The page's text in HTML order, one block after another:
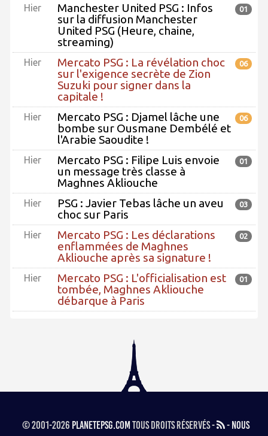
Hier
Manchester United PSG : Infos
sur la diffusion Manchester
United PSG (Heure, chaine,
streaming)
01
Hier
Mercato PSG : La révélation choc
sur l'exigence secrète de Zion
Suzuki pour signer dans la
capitale !
06
Hier
Mercato PSG : Djamel lâche une
bombe sur Ousmane Dembélé et
l'Arabie Saoudite !
06
Hier
Mercato PSG : Filipe Luis envoie
un message très classe à
Maghnes Akliouche
01
Hier
PSG : Javier Tebas lâche un aveu
choc sur Paris
03
Hier
Mercato PSG : Les déclarations
enflammées de Maghnes
Akliouche après sa signature !
02
Hier
Mercato PSG : L'officialisation est
tombée, Maghnes Akliouche
débarque à Paris
01
© 2001-2026 PlanetePSG.comTous droits réservés - -Nous